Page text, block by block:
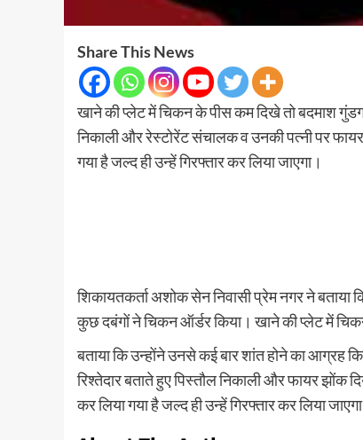
Share This News
खाने की प्लेट में चिकन के पीस कम दिखे तो बदमाश
निकाली और रेस्टोरेंट संचालक व उनकी पत्नी पर फायर
गया है जल्द ही उन्हें गिरफ्तार कर लिया जाएगा।
शिकायतकर्ता अशोक सेन निवासी प्रेम नगर ने
कुछ दबंगों ने चिकन ऑर्डर किया। खाने की प्लेट में
बताया कि उन्होंने उनसे कई बार शांत होने का आग्रह
रिश्तेदार बताते हुए पिस्तौल निकाली और फायर झोंक
कर लिया गया है जल्द ही उन्हें गिरफ्तार कर लिया